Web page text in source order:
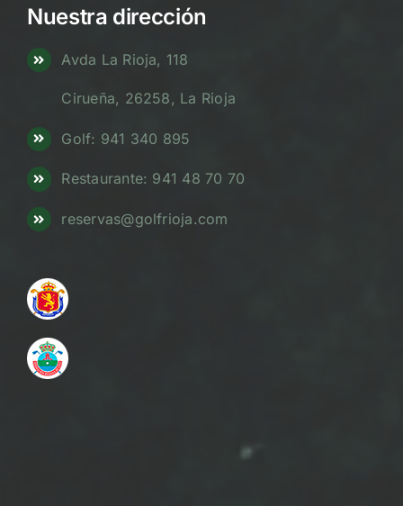
Nuestra dirección
Avda La Rioja, 118
Cirueña, 26258, La Rioja
Golf: 941 340 895
Restaurante: 941 48 70 70
reservas@golfrioja.com